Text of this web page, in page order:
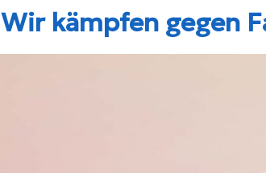
Wir kämpfen gegen